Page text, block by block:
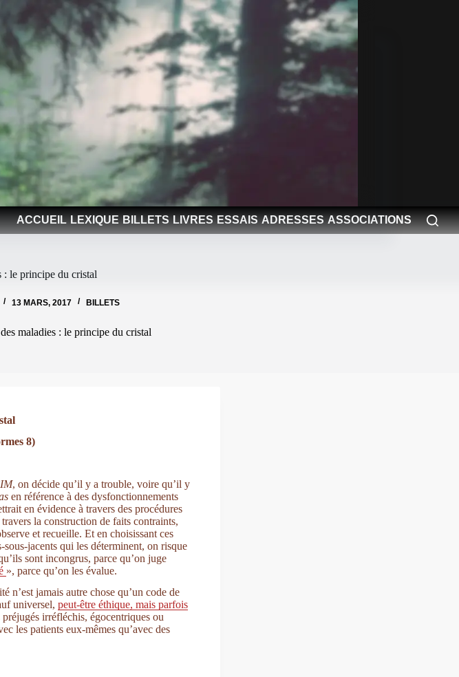
ACCUEIL LEXIQUE BILLETS LIVRES ESSAIS ADRESSES ASSOCIATIONS
: le principe du cristal
13 MARS, 2017 BILLETS
maladies : le principe du cristal
8)
, on décide qu’il y a trouble, voire qu’il y
en référence à des dysfonctionnements
en évidence à travers des procédures
la construction de faits contraints,
et recueille. Et en choisissant ces
jacents qui les déterminent, on risque
sont incongrus, parce qu’on juge
», parce qu’on les évalue.
n’est jamais autre chose qu’un code de
universel, peut-être éthique, mais parfois
préjugés irréfléchis, égocentriques ou
les patients eux-mêmes qu’avec des